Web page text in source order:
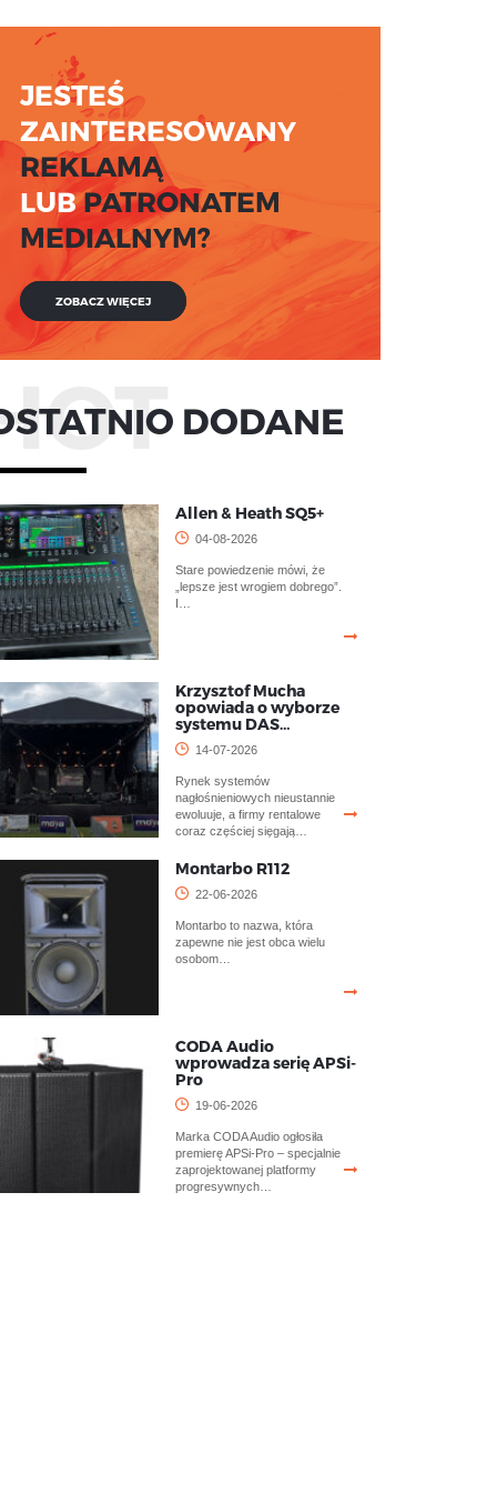
JESTEŚ
ZAINTERESOWANY
REKLAMĄ
LUBPATRONATEM
MEDIALNYM?
ZOBACZ WIĘCEJ
DODANE
Allen & Heath SQ5+
04-08-2026
Stare powiedzenie mówi, że
„lepsze jest wrogiem dobrego”.
I…
Krzysztof Mucha
opowiada o wyborze
systemu DAS…
14-07-2026
Rynek systemów
nagłośnieniowych nieustannie
ewoluuje, a firmy rentalowe
coraz częściej sięgają…
Montarbo R112
22-06-2026
Montarbo to nazwa, która
zapewne nie jest obca wielu
osobom…
CODA Audio
wprowadza serię APSi-
Pro
19-06-2026
Marka CODA Audio ogłosiła
premierę APSi-Pro – specjalnie
zaprojektowanej platformy
progresywnych…